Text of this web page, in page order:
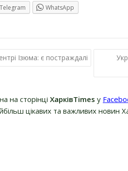
Telegram WhatsApp
Ізюма: є постраждалі
на сторінці ХарківTimes у
цікавих та важливих новин